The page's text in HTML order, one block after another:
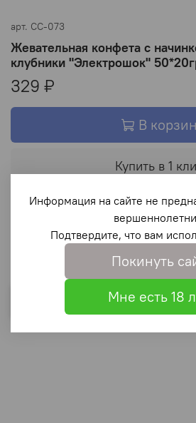
арт. CC-073
Жевательная конфета с
клубники "Электрошок"
329 ₽
В
Купить в 1
В избранное
Информация на сайте не
Подтвердите, что вам
Покинуть
Мне есть 18